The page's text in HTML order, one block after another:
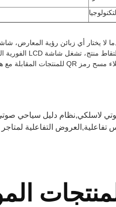
لاسلكي,نظام دليل سياحي
التفاعلية لمتاجر